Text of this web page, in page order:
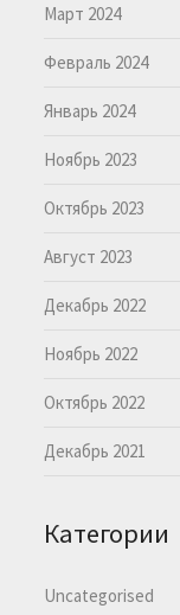
Март 2024
Февраль 2024
Январь 2024
Ноябрь 2023
Октябрь 2023
Август 2023
Декабрь 2022
Ноябрь 2022
Октябрь 2022
Декабрь 2021
Категории
Uncategorised